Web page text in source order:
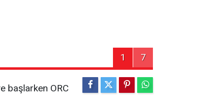
1 7
başlarken ORC